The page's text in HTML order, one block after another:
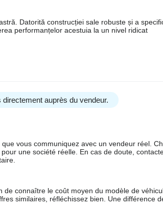
Datorită construcției sale robuste și a
performanțelor acestuia la un nivel ridicat
auprès du vendeur.
vous communiquez avec un vendeur réel.
une société réelle. En cas de doute,
connaître le coût moyen du modèle de
similaires, réfléchissez bien. Une différence